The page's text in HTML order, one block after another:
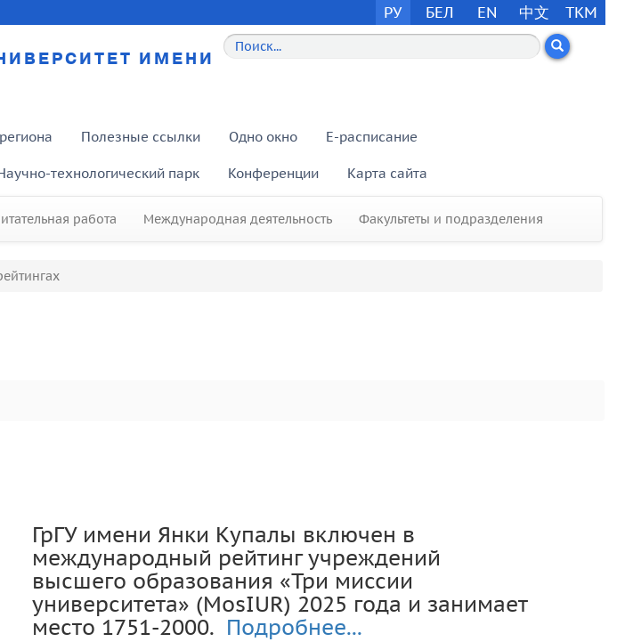
РУ БЕЛ EN 中文 TKM
ИМЕНИ
Полезные ссылки Одно окно E-расписание
технологический парк Конференции Карта сайта
работа Международная деятельность Факультеты и подразделения
ГрГУ имени Янки Купалы включен в
международный рейтинг учреждений
высшего образования «Три миссии
университета» (MosIUR) 2025 года и занимает
место 1751-2000. Подробнее...